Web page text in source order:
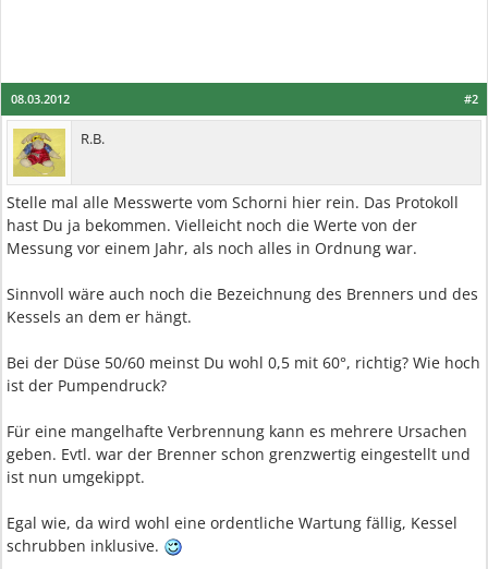
#2
08.03.2012
R.B.
Stelle mal alle Messwerte vom Schorni hier rein. Das Protokoll
hast Du ja bekommen. Vielleicht noch die Werte von der
Messung vor einem Jahr, als noch alles in Ordnung war.
Sinnvoll wäre auch noch die Bezeichnung des Brenners und des
Kessels an dem er hängt.
Bei der Düse 50/60 meinst Du wohl 0,5 mit 60°, richtig? Wie hoch
ist der Pumpendruck?
Für eine mangelhafte Verbrennung kann es mehrere Ursachen
geben. Evtl. war der Brenner schon grenzwertig eingestellt und
ist nun umgekippt.
Egal wie, da wird wohl eine ordentliche Wartung fällig, Kessel
schrubben inklusive.